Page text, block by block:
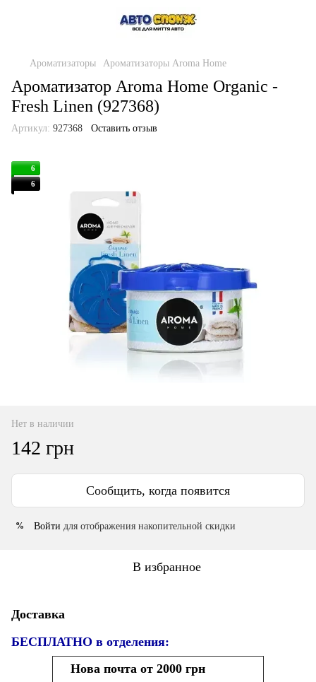
Ароматизаторы Ароматизаторы Aroma Home
Ароматизатор Aroma Home Organic -
Fresh Linen (927368)
Артикул: 927368 Оставить отзыв
6
6
Нет в наличии
142 грн
Сообщить, когда появится
% Войти для отображения накопительной скидки
В избранное
Доставка
БЕСПЛАТНО в отделения:
Нова почта от 2000 грн